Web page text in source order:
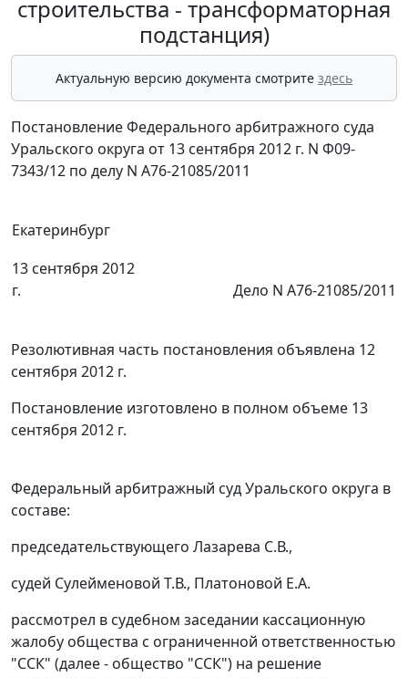
строительства - трансформаторная
подстанция)
Актуальную версию документа смотрите здесь
Постановление Федерального арбитражного суда
Уральского округа от 13 сентября 2012 г. N Ф09-
7343/12 по делу N А76-21085/2011
Екатеринбург
13 сентября 2012
г.
Дело N А76-21085/2011
Резолютивная часть постановления объявлена 12
сентября 2012 г.
Постановление изготовлено в полном объеме 13
сентября 2012 г.
Федеральный арбитражный суд Уральского округа в
составе:
председательствующего Лазарева С.В.,
судей Сулейменовой Т.В., Платоновой Е.А.
рассмотрел в судебном заседании кассационную
жалобу общества с ограниченной ответственностью
"ССК" (далее - общество "ССК") на решение